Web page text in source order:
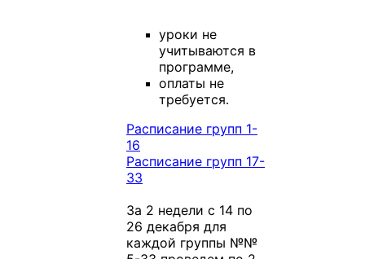
уроки не
учитываются в
программе,
оплаты не
требуется.
Расписание групп 1-
16
Расписание групп 17-
33
За 2 недели с 14 по
26 декабря для
каждой группы №№